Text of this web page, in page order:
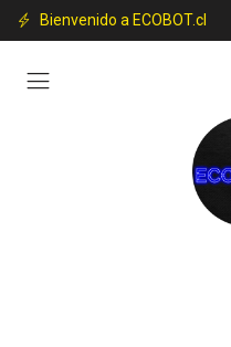
Bienvenido a ECOBOT.cl